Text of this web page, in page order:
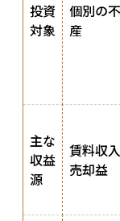
投資
対象
個別の
産
主な
収益
源
賃料収
売却益